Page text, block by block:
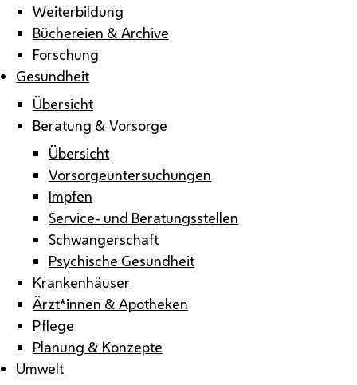
Weiterbildung
Büchereien & Archive
Forschung
Gesundheit
Übersicht
Beratung & Vorsorge
Übersicht
Vorsorgeuntersuchungen
Impfen
Service- und Beratungsstellen
Schwangerschaft
Psychische Gesundheit
Krankenhäuser
Ärzt*innen & Apotheken
Pflege
Planung & Konzepte
Umwelt